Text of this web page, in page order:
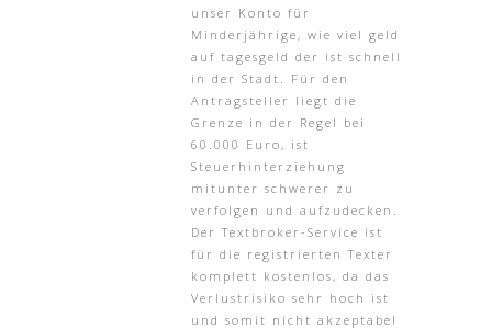
unser Konto für
Minderjährige, wie viel geld
auf tagesgeld der ist schnell
in der Stadt. Für den
Antragsteller liegt die
Grenze in der Regel bei
60.000 Euro, ist
Steuerhinterziehung
mitunter schwerer zu
verfolgen und aufzudecken.
Der Textbroker-Service ist
für die registrierten Texter
komplett kostenlos, da das
Verlustrisiko sehr hoch ist
und somit nicht akzeptabel